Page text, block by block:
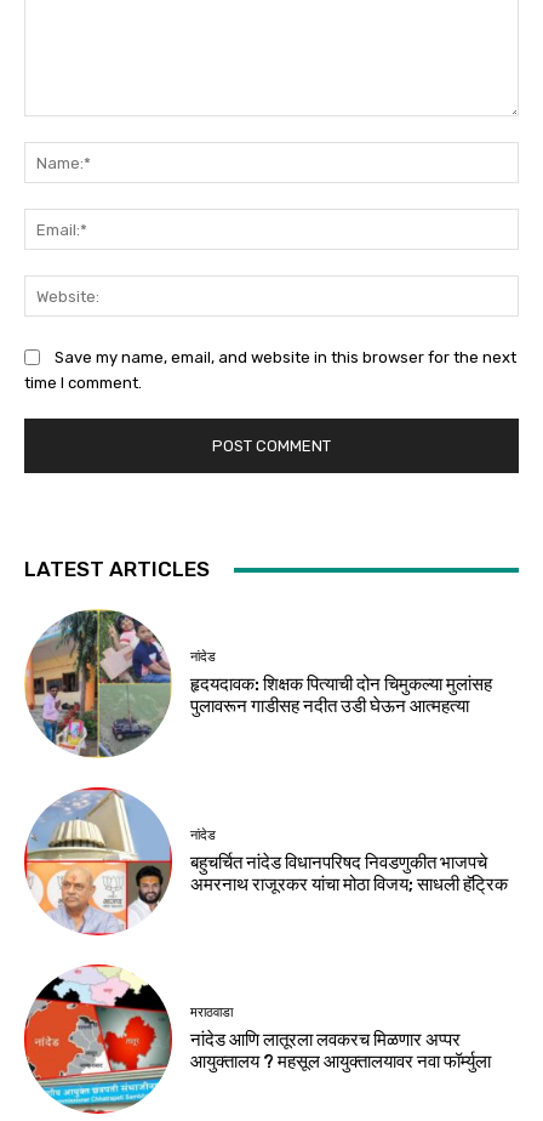
Save my name, email, and website in this browser for the next
time I comment.
LATEST ARTICLES
नांदेड
हृदयदावक: शिक्षक पित्याची दोन चिमुकल्या मुलांसह
पुलावरून गाडीसह नदीत उडी घेऊन आत्महत्या
नांदेड
बहुचर्चित नांदेड विधानपरिषद निवडणुकीत भाजपचे
अमरनाथ राजूरकर यांचा मोठा विजय; साधली हॅट्रिक
मराठवाडा
नांदेड आणि लातूरला लवकरच मिळणार अप्पर
आयुक्तालय ? महसूल आयुक्तालयावर नवा फॉर्म्युला